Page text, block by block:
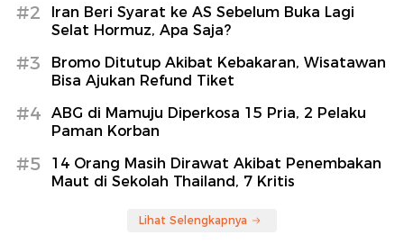
#2
Iran Beri Syarat ke AS Sebelum Buka Lagi
Selat Hormuz, Apa Saja?
#3
Bromo Ditutup Akibat Kebakaran, Wisatawan
Bisa Ajukan Refund Tiket
#4
ABG di Mamuju Diperkosa 15 Pria, 2 Pelaku
Paman Korban
#5
14 Orang Masih Dirawat Akibat Penembakan
Maut di Sekolah Thailand, 7 Kritis
Lihat Selengkapnya